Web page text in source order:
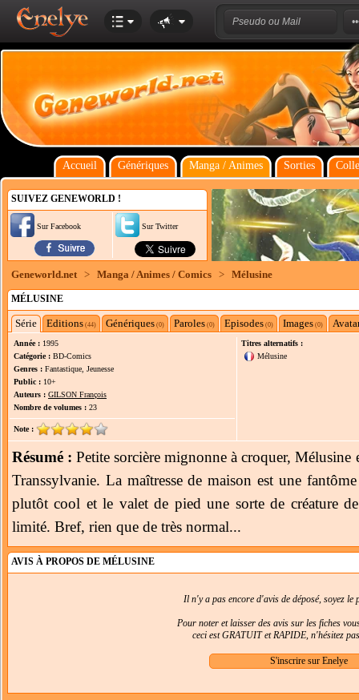
Accueil Génériques Manga / Animes Sorties
SUIVEZ GENEWORLD !
Sur Facebook Sur Twitter
Geneworld.net > Manga / Animes / Comics > Mélusine
MÉLUSINE
Série Editions (44) Génériques (0) Paroles (0) Episodes (0) Images (0)
Année : 1995
Catégorie : BD-Comics
Genres : Fantastique, Jeunesse
Public : 10+
Auteurs : GILSON François
Nombre de volumes : 23
Note :
Titres alternatifs :
Mélusine
Résumé : Petite sorcière mignonne à croquer, Mélusine
Transsylvanie. La maîtresse de maison est une
plutôt cool et le valet de pied une sorte de créature
limité. Bref, rien que de très normal...
AVIS À PROPOS DE MÉLUSINE
Il n'y a pas encore d'avis de déposé, soyez
Pour noter et laisser des avis sur les fiches
ceci est GRATUIT et RAPIDE, n'hésitez